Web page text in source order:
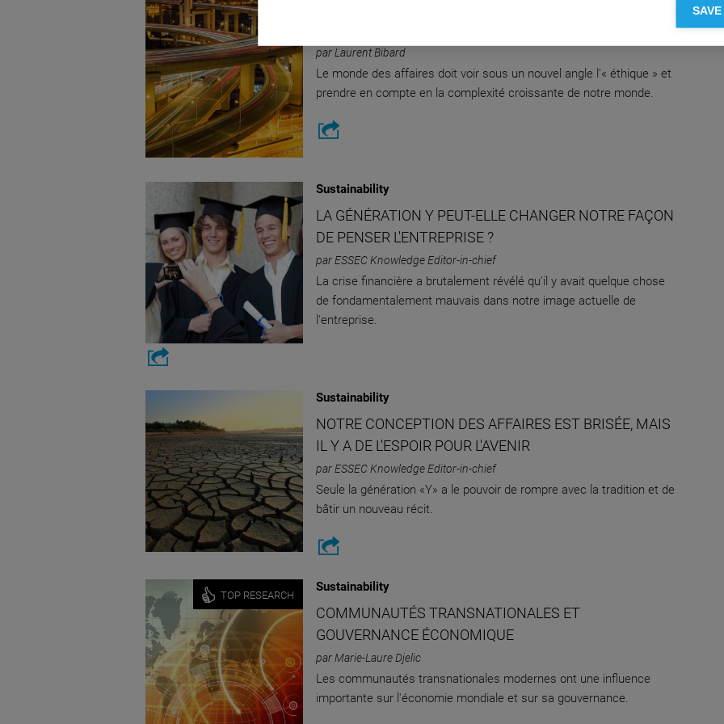
par Laurent Bibard
Le monde des affaires doit voir sous un nouvel angle l’« éthique » et
prendre en compte en la complexité croissante de notre monde.
Sustainability
LA GÉNÉRATION Y PEUT-ELLE CHANGER NOTRE FAÇON
DE PENSER L'ENTREPRISE ?
par ESSEC Knowledge Editor-in-chief
La crise financière a brutalement révélé qu'il y avait quelque chose
de fondamentalement mauvais dans notre image actuelle de
l'entreprise.
Sustainability
NOTRE CONCEPTION DES AFFAIRES EST BRISÉE, MAIS
IL Y A DE L'ESPOIR POUR L'AVENIR
par ESSEC Knowledge Editor-in-chief
Seule la génération «Y» a le pouvoir de rompre avec la tradition et de
bâtir un nouveau récit.
TOP RESEARCH
Sustainability
COMMUNAUTÉS TRANSNATIONALES ET
GOUVERNANCE ÉCONOMIQUE
par Marie-Laure Djelic
Les communautés transnationales modernes ont une influence
importante sur l'économie mondiale et sur ​​sa gouvernance.